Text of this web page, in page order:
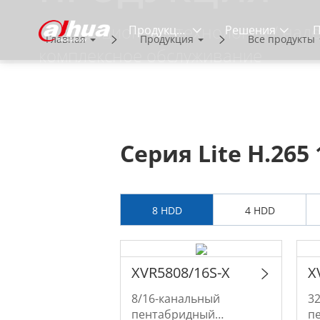
Продукция Решения
Инновационная технология /
комплексное обслуживание
Главная Продукция Все продукты
Серия Lite H.265
8 HDD 4 HDD
XVR5808/16S-X
8/16-канальный
пентабридный